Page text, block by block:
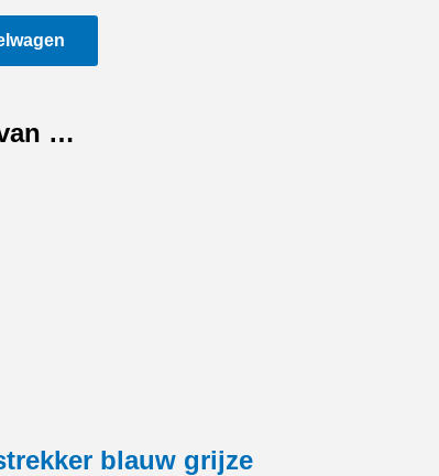
…
blauw grijze